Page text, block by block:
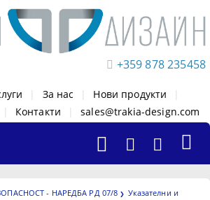
+359 878 235458
За нас Нови продукти
Контакти sales@trakia-design.com
- НАРЕДБА РД 07/8
Указателни и